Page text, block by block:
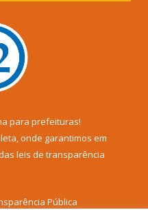
para prefeituras!
onde garantimos em
leis de transparência
Pública